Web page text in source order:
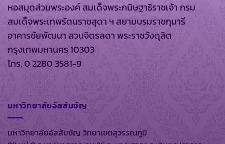
หอสมุดส่วนพระองค์ สมเด็จพระกนิษฐาธิราชเจ้า กรม
สมเด็จพระเทพรัตนราชสุดา ฯ สยามบรมราชกุมารี
อาคารชัยพัฒนา สวนจิตรลดา พระราชวังดุสิต
กรุงเทพมหานคร 10303
โทร. 0 2280 3581-9
มหาวิทยาลัยอัสสัมชัญ
มหาวิทยาลัยอัสสัมชัญ วิทยาเขตสุวรรณภูมิ